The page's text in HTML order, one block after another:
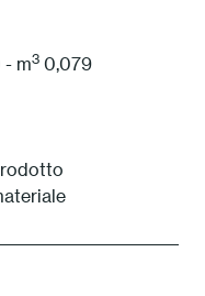
- m3 0,079